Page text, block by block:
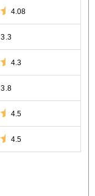
4.08
3.3
4.3
3.8
4.5
4.5